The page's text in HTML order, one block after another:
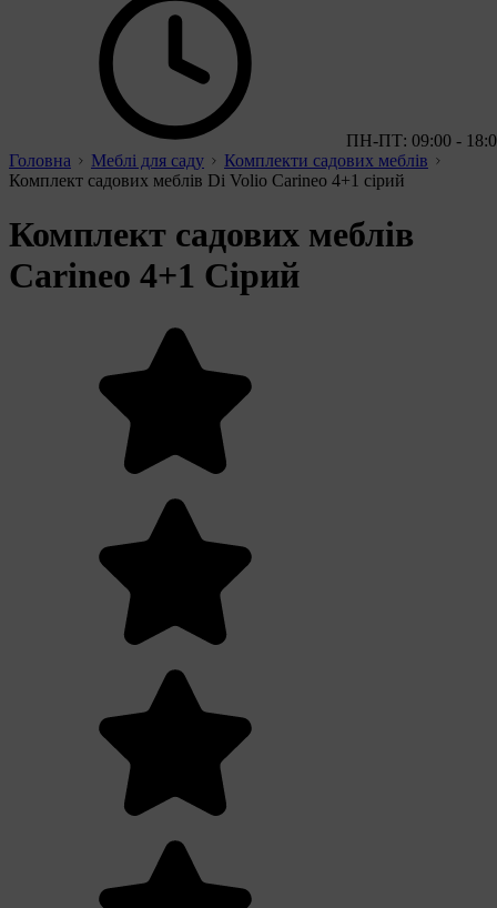
ПН-ПТ: 09:00 -
Головна
Меблі для саду
Комплекти садових меблів
Комплект садових меблів Di Volio Carineo 4+1 сірий
Комплект садових меблів
Carineo 4+1 Сірий